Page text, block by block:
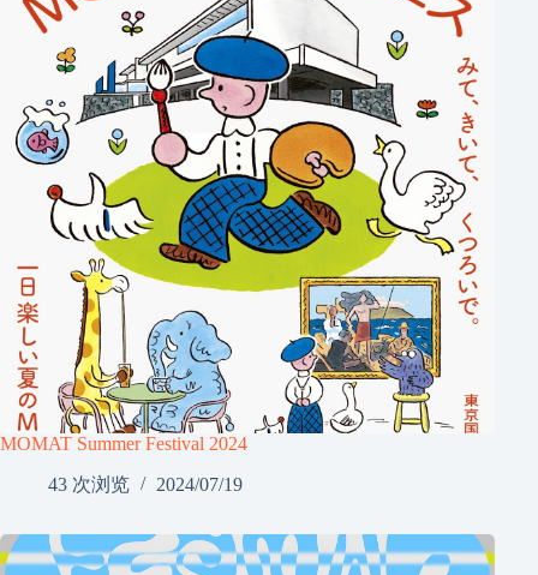
MOMAT Summer Festival 2024
43 次浏览
2024/07/19